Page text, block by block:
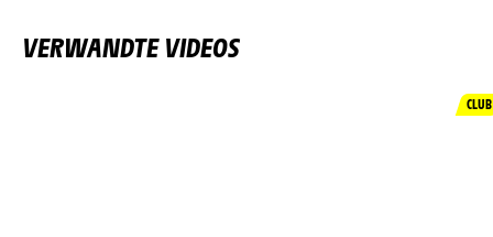
VERWANDTE VIDEOS
CLUB